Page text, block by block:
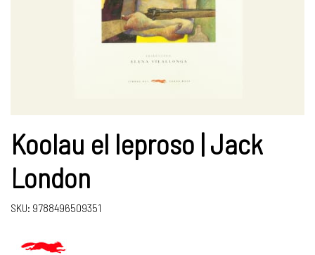
Koolau el leproso | Jack
London
SKU: 9788496509351